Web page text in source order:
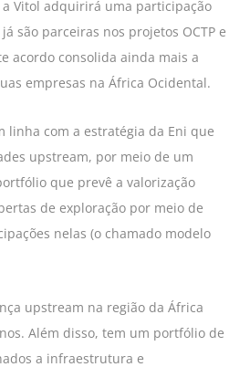
Vitol adquirirá uma participação
são parceiras nos projetos OCTP e
acordo consolida ainda mais a
empresas na África Ocidental.
linha com a estratégia da Eni que
upstream, por meio de um
que prevê a valorização
de exploração por meio de
nelas (o chamado modelo
upstream na região da África
Além disso, tem um portfólio de
a infraestrutura e